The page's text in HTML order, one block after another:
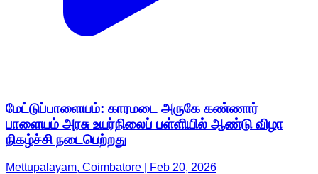
மேட்டுப்பாளையம்: காரமடை அருகே கண்ணார்
பாளையம் அரசு உயர்நிலைப் பள்ளியில் ஆண்டு விழா
நிகழ்ச்சி நடைபெற்றது
Mettupalayam, Coimbatore | Feb 20, 2026